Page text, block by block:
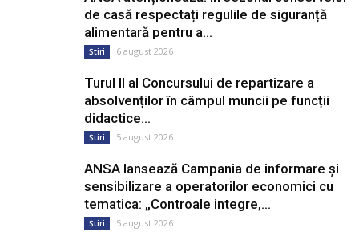
de casă respectați regulile de siguranță
alimentară pentru a...
Știri 6 august 2026
Turul II al Concursului de repartizare a
absolvenților în câmpul muncii pe funcții
didactice...
Știri 5 august 2026
ANSA lansează Campania de informare și
sensibilizare a operatorilor economici cu
tematica: „Controale integre,...
Știri 5 august 2026